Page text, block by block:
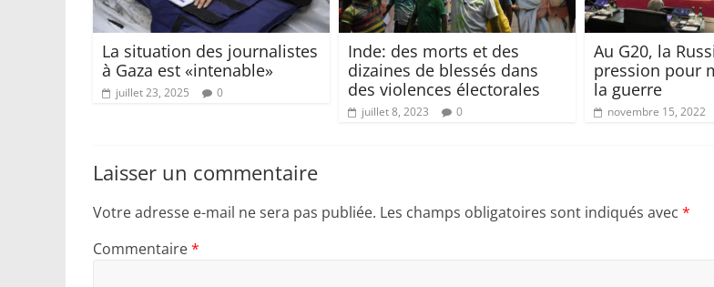
La situation des journalistes
à Gaza est «intenable»
juillet 23, 2025 0
Inde: des morts et des
dizaines de blessés dans
des violences électorales
juillet 8, 2023 0
Au G20, la
pression pour
la guerre
novembre 15, 2022
Laisser un commentaire
Votre adresse e-mail ne sera pas publiée. Les champs obligatoires sont indiqués avec *
Commentaire*